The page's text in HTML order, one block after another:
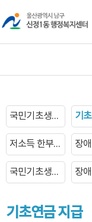
로
가
기
로
가
기
국민기초생활보장수급자 신청
저소득 한부모가족 자녀학비지원
국민기초생활보장수급자 장제비지급
기초연금 지급